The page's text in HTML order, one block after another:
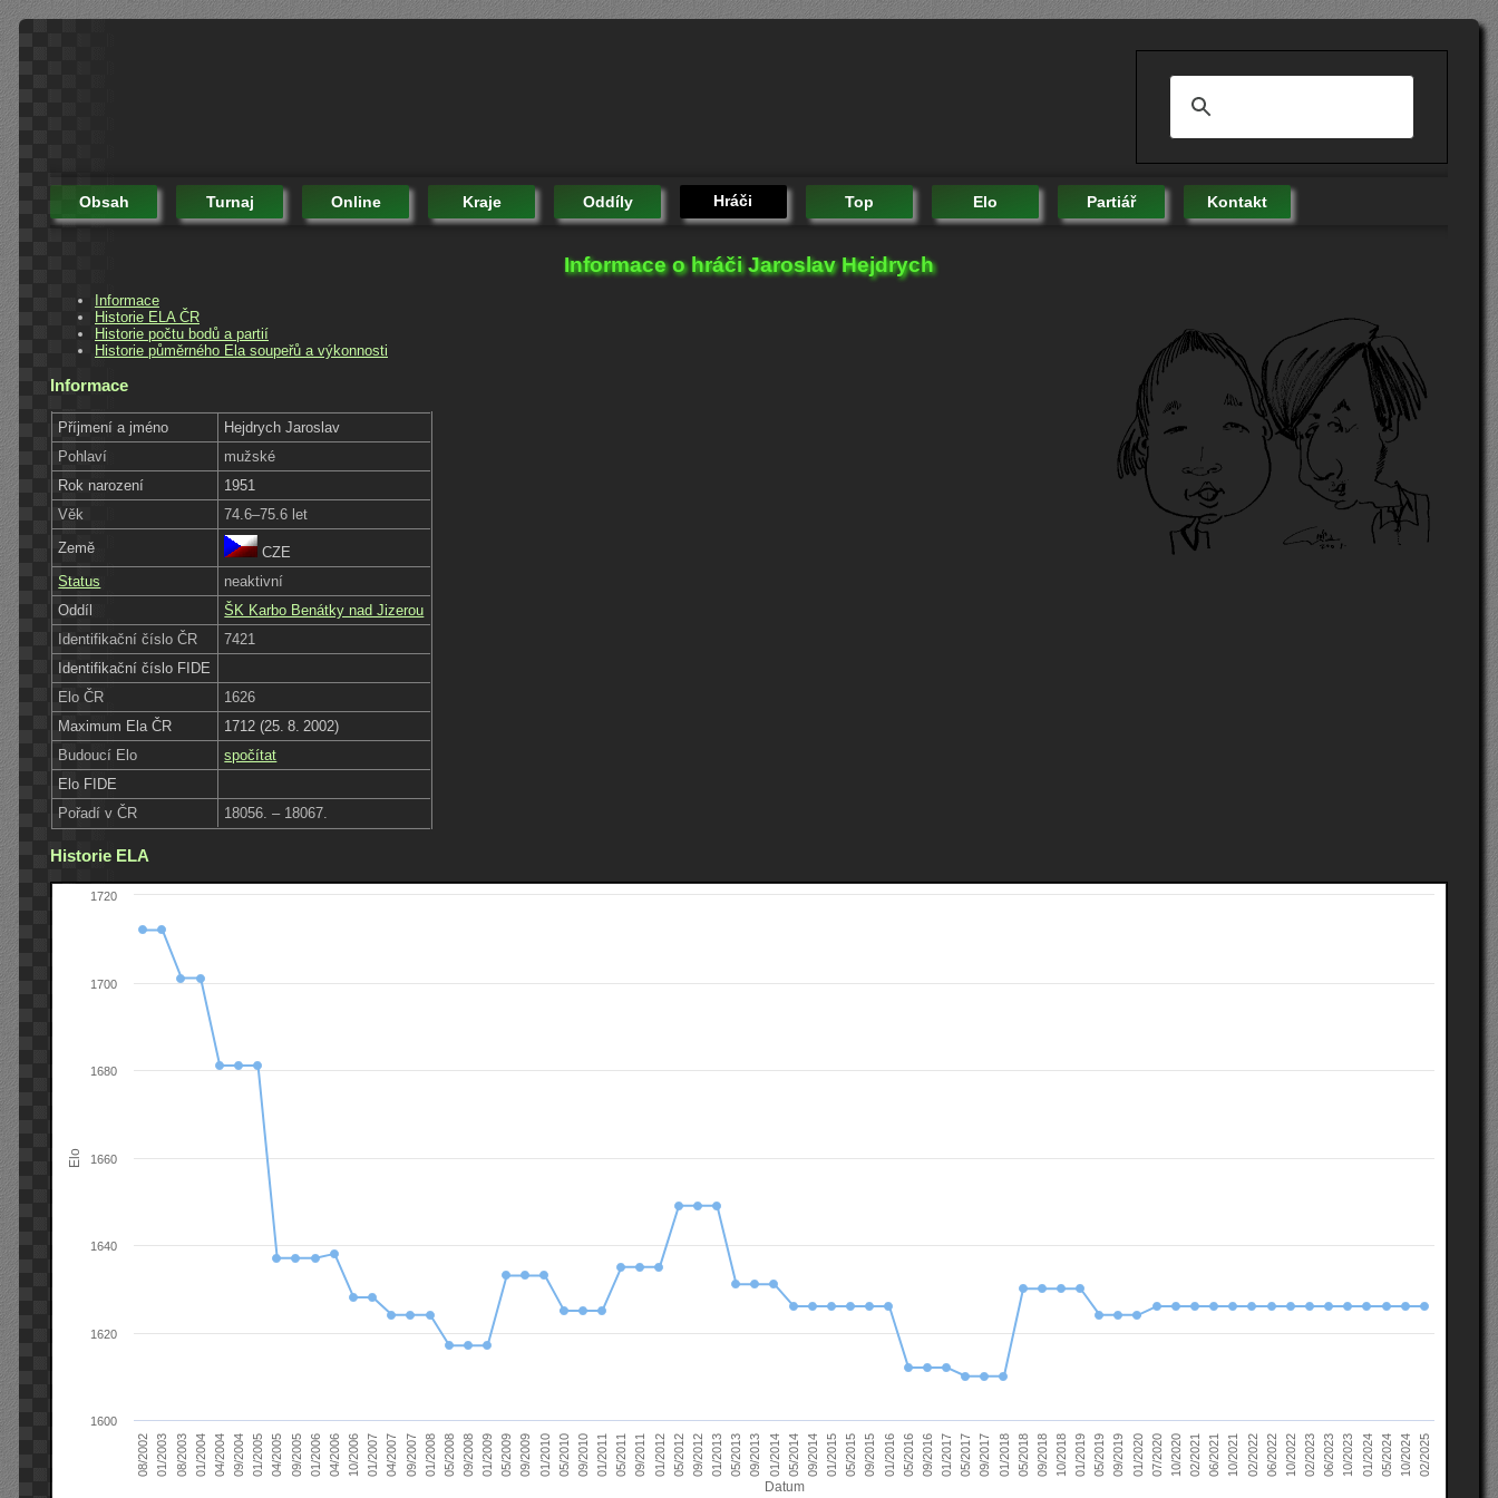
Obsah Turnaj Online Kraje Oddíly Hráči Top Elo Partiář Kontakt
Informace o hráči Jaroslav Hejdrych
Informace
Historie ELA ČR
Historie počtu bodů a partií
Historie půměrného Ela soupeřů a výkonnosti
Informace
Příjmení a jméno
Hejdrych Jaroslav
Pohlaví
mužské
Rok narození
1951
Věk
74.6–75.6 let
Země
CZE
Status
neaktivní
Oddíl
ŠK Karbo Benátky nad Jizerou
Identifikační číslo ČR
7421
Identifikační číslo FIDE
Elo ČR
1626
Maximum Ela ČR
1712 (25. 8. 2002)
Budoucí Elo
spočítat
Elo FIDE
Pořadí v ČR
18056. – 18067.
Historie ELA
Datum
Elo
08/2002 01/2003 08/2003 01/2004 04/2004 09/2004 01/2005 04/2005 09/2005 01/2006 04/2006 10/2006 01/2007 04/2007 09/2007 01/2008 05/2008 09/2008 01/2009 05/2009 09/2009 01/2010 05/2010 09/2010 01/2011 05/2011 09/2011 01/2012 05/2012 09/2012 01/2013 05/2013 09/2013 01/2014 05/2014 09/2014 01/2015 05/2015 09/2015 01/2016 05/2016 09/2016 01/2017 05/2017 09/2017 01/2018 05/2018 09/2018 10/2018 01/2019 05/2019 09/2019 01/2020 07/2020 10/2020 02/2021 06/2021 10/2021 02/2022 06/2022 10/2022 02/2023 06/2023 10/2023 01/2024 05/2024 10/2024 02/2025
1600
1620
1640
1660
1680
1700
1720